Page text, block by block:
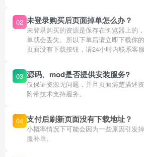
02 未登录购买后页面掉单怎么办？
未登录购买的资源是保存在浏览器上的
单就会丢失。所以下单后请立即下载你
页面没有下载按钮，请24小时内联系客服
03 源码、mod是否提供安装服务?
仅保证资源无问题，并且页面清楚描述
附带技术支持服务。
04 支付后刷新页面没有下载地址？
小概率情况下可能会因为一些原因引发
服补单。